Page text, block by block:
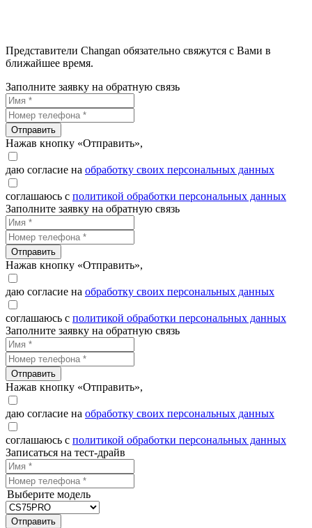
Представители Changan обязательно свяжутся с Вами в
ближайшее время.
Заполните заявку на обратную связь
Отправить
Нажав кнопку «Отправить»,
даю согласие на обработку своих персональных данных
соглашаюсь с политикой обработки персональных данных
Заполните заявку на обратную связь
Отправить
Нажав кнопку «Отправить»,
даю согласие на обработку своих персональных данных
соглашаюсь с политикой обработки персональных данных
Заполните заявку на обратную связь
Отправить
Нажав кнопку «Отправить»,
даю согласие на обработку своих персональных данных
соглашаюсь с политикой обработки персональных данных
Записаться на тест-драйв
Выберите модель
Отправить